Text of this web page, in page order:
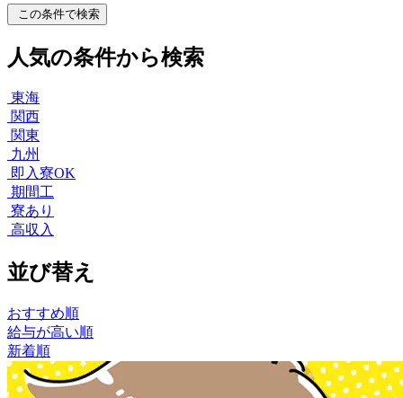
この条件で検索
人気の条件から検索
東海
関西
関東
九州
即入寮OK
期間工
寮あり
高収入
並び替え
おすすめ順
給与が高い順
新着順